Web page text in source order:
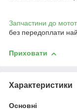
Запчастини до
без передоплати
Приховати
Характеристики
Основні